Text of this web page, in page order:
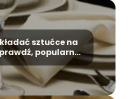
sztućce na
popularne
błędy!